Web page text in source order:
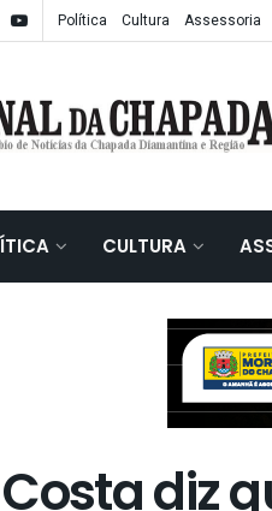
Política Cultura Assessoria
CULTURA
diz